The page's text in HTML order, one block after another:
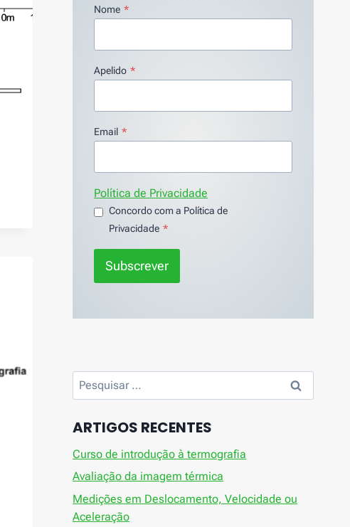
Nome *
Apelido *
Email *
Política de Privacidade
Concordo com a Política de
Privacidade *
Subscrever
Pesquisar
por:
ARTIGOS RECENTES
Curso de introdução à termografia
Avaliação da imagem térmica
Medições em Deslocamento, Velocidade ou
Aceleração